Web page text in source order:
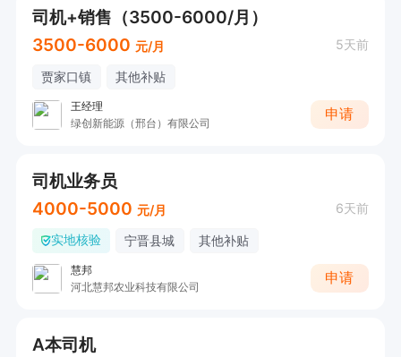
司机+销售（3500-6000/月）
3500-6000 元/月 5天前
贾家口镇 其他补贴
王经理
绿创新能源（邢台）有限公司
申请
司机业务员
4000-5000 元/月 6天前
实地核验 宁晋县城 其他补贴
慧邦
河北慧邦农业科技有限公司
申请
A本司机